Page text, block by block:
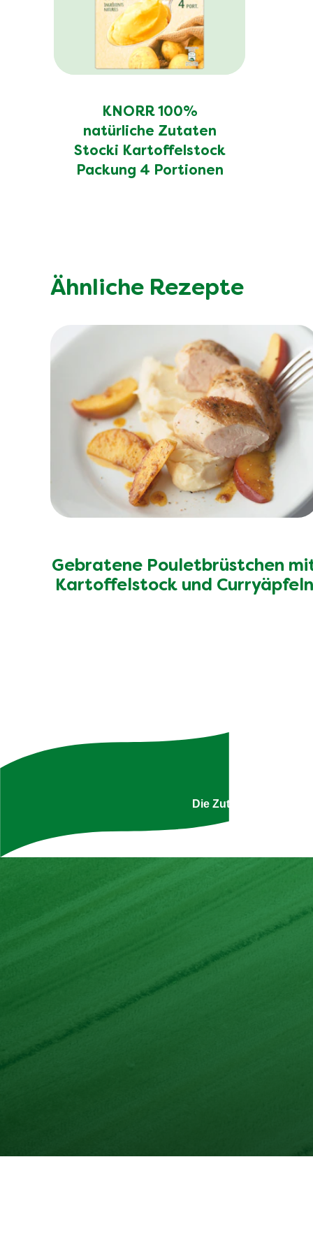
KNORR 100%
natürliche Zutaten
Stocki Kartoffelstock
Packung 4 Portionen
Ähnliche Rezepte
Gebratene Pouletbrüstchen
Kartoffelstock und Curryäpfeln
Die Zutatenliste ist